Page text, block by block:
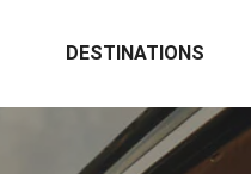
DESTINATIONS